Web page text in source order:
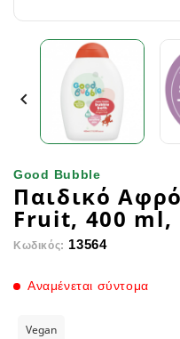

Good Bubble
Παιδικό
Fruit, 400 ml,
Κωδικός: 13564
Αναμένεται σύντομα
Vegan